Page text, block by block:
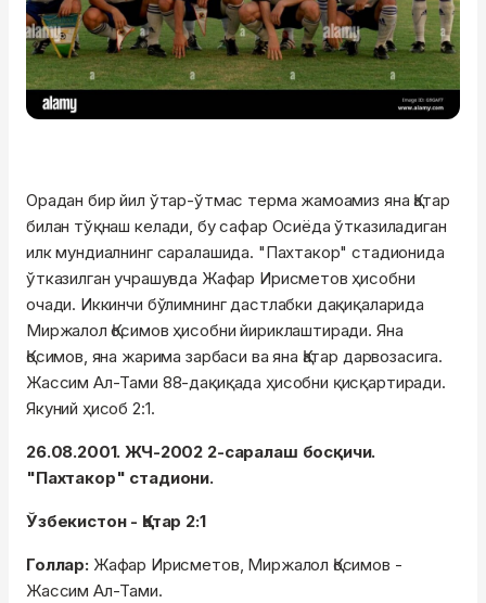
Орадан бир йил ўтар-ўтмас терма жамоамиз яна Қатар
билан тўқнаш келади, бу сафар Осиёда ўтказиладиган
илк мундиалнинг саралашида. "Пахтакор" стадионида
ўтказилган учрашувда Жафар Ирисметов ҳисобни
очади. Иккинчи бўлимнинг дастлабки дақиқаларида
Миржалол Қосимов ҳисобни йириклаштиради. Яна
Қосимов, яна жарима зарбаси ва яна Қатар дарвозасига.
Жассим Ал-Тами 88-дақиқада ҳисобни қисқартиради.
Якуний ҳисоб 2:1.
26.08.2001. ЖЧ-2002 2-саралаш босқичи.
"Пахтакор" стадиони.
Ўзбекистон - Қатар 2:1
Голлар:Жафар Ирисметов, Миржалол Қосимов -
Жассим Ал-Тами.